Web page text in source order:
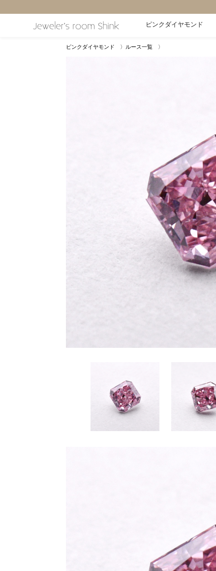
ピンクダイヤモンド
ピンクダイヤモンド 〉 ルース一覧 〉